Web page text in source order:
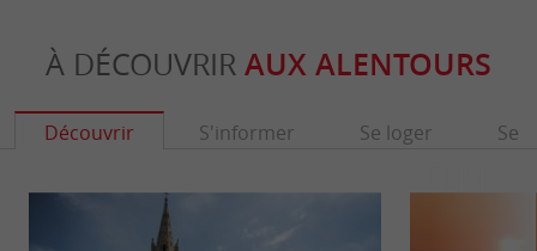
À DÉCOUVRIR AUX ALENTOURS
Découvrir S'informer Se loger Se